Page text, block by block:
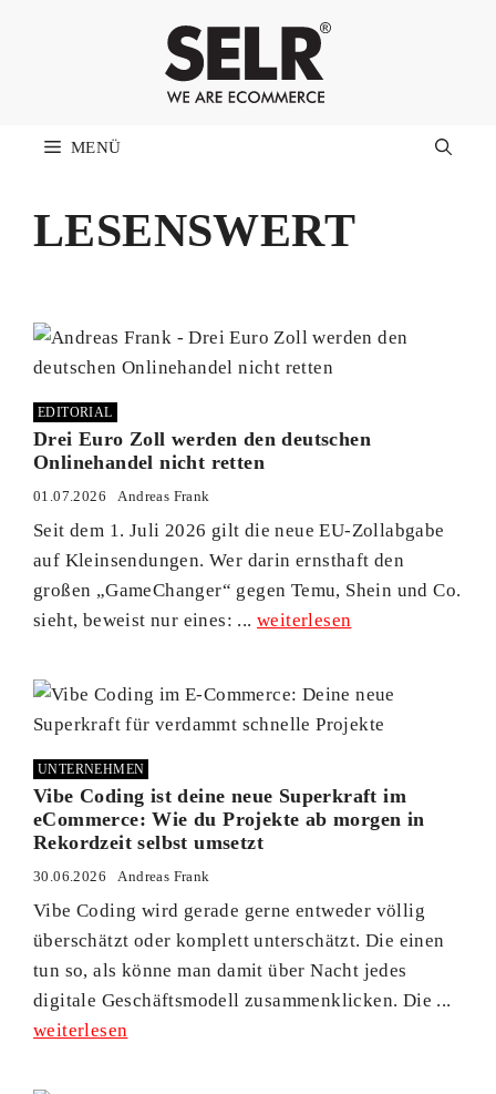
MENÜ
LESENSWERT
EDITORIAL
Drei Euro Zoll werden den deutschen
Onlinehandel nicht retten
01.07.2026 Andreas Frank
Seit dem 1. Juli 2026 gilt die neue EU-Zollabgabe
auf Kleinsendungen. Wer darin ernsthaft den
großen „GameChanger“ gegen Temu, Shein und Co.
sieht, beweist nur eines: ... weiterlesen
UNTERNEHMEN
Vibe Coding ist deine neue Superkraft im
eCommerce: Wie du Projekte ab morgen in
Rekordzeit selbst umsetzt
30.06.2026 Andreas Frank
Vibe Coding wird gerade gerne entweder völlig
überschätzt oder komplett unterschätzt. Die einen
tun so, als könne man damit über Nacht jedes
digitale Geschäftsmodell zusammenklicken. Die ...
weiterlesen